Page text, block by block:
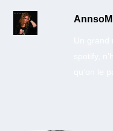
AnnsoM